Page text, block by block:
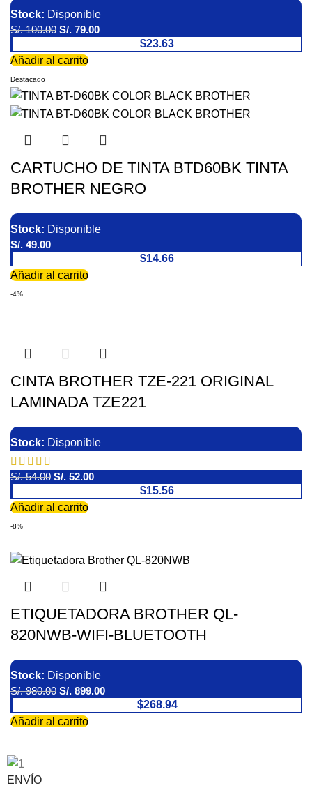
Stock: Disponible
S/.100.00 S/. 79.00
$23.63
Añadir al carrito
Destacado
CARTUCHO DE TINTA BTD60BK TINTA
BROTHER NEGRO
Stock: Disponible
S/. 49.00
$14.66
Añadir al carrito
-4%
CINTA BROTHER TZE-221 ORIGINAL
LAMINADA TZE221
Stock: Disponible
S/.54.00 S/. 52.00
$15.56
Añadir al carrito
-8%
ETIQUETADORA BROTHER QL-
820NWB-WIFI-BLUETOOTH
Stock: Disponible
S/.980.00 S/. 899.00
$268.94
Añadir al carrito
ENVÍO